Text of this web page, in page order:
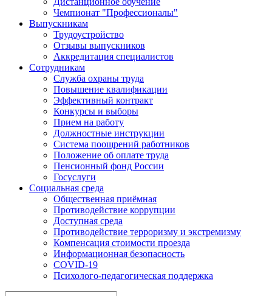
Чемпионат "Профессионалы"
Выпускникам
Трудоустройство
Отзывы выпускников
Аккредитация специалистов
Сотрудникам
Служба охраны труда
Повышение квалификации
Эффективный контракт
Конкурсы и выборы
Прием на работу
Должностные инструкции
Система поощрений работников
Положение об оплате труда
Пенсионный фонд России
Госуслуги
Социальная среда
Общественная приёмная
Противодействие коррупции
Доступная среда
Противодействие терроризму и экстремизму
Компенсация стоимости проезда
Информационная безопасность
COVID-19
Психолого-педагогическая поддержка